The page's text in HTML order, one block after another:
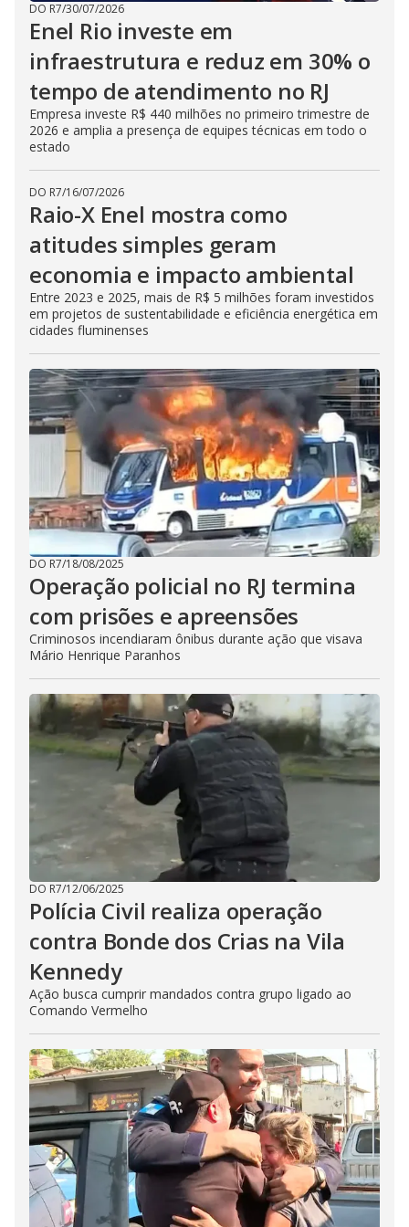
DO R7/30/07/2026
Enel Rio investe em
infraestrutura e reduz em 30% o
tempo de atendimento no RJ
Empresa investe R$ 440 milhões no primeiro trimestre de
2026 e amplia a presença de equipes técnicas em todo o
estado
DO R7/16/07/2026
Raio-X Enel mostra como
atitudes simples geram
economia e impacto ambiental
Entre 2023 e 2025, mais de R$ 5 milhões foram investidos
em projetos de sustentabilidade e eficiência energética em
cidades fluminenses
DO R7/18/08/2025
Operação policial no RJ termina
com prisões e apreensões
Criminosos incendiaram ônibus durante ação que visava
Mário Henrique Paranhos
DO R7/12/06/2025
Polícia Civil realiza operação
contra Bonde dos Crias na Vila
Kennedy
Ação busca cumprir mandados contra grupo ligado ao
Comando Vermelho